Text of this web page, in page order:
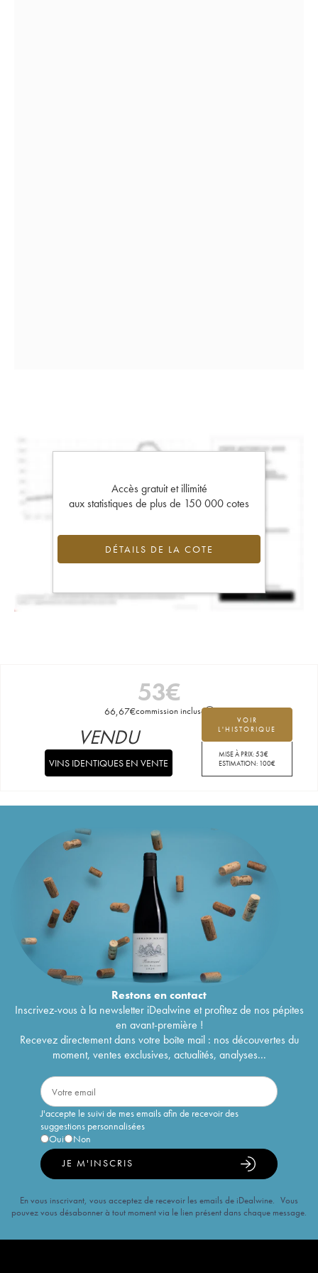
Accès gratuit et illimité
aux statistiques de plus de 150 000 cotes
DÉTAILS DE LA COTE
53€
66,67€commission incluse
VOIR
L'HISTORIQUE
MISE À PRIX:53€
ESTIMATION: 100€
VENDU
VINS IDENTIQUES EN VENTE
Restons encontact
Inscrivez-vous à la newsletter iDealwine et profitez de nos pépites
en avant-première !
Recevez directement dans votre boîte mail : nos découvertes du
moment, ventes exclusives, actualités, analyses...
J'accepte le suivi de mes emails afin de recevoir des
suggestions personnalisées
Oui
Non
JE M'INSCRIS
En vous inscrivant, vous acceptez de recevoir les emails de iDealwine. Vous
pouvez vous désabonner à tout moment via le lien présent dans chaque message.